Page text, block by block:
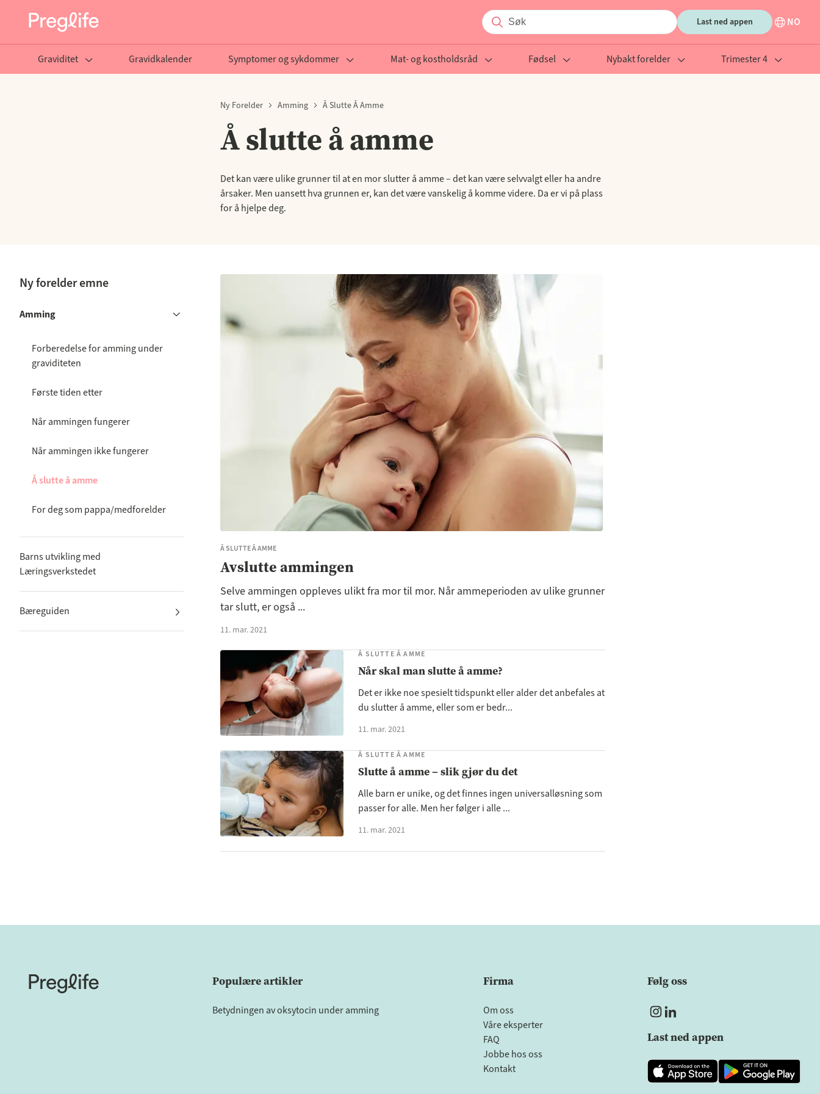
Last ned appen NO
Graviditet Gravidkalender Symptomer og sykdommer Mat- og kostholdsråd Fødsel Nybakt forelder Trimester 4
Ny Forelder Amming Å Slutte Å Amme
Å slutte å amme
Det kan være ulike grunner til at en mor slutter å amme – det kan være selvvalgt eller ha andre
årsaker. Men uansett hva grunnen er, kan det være vanskelig å komme videre. Da er vi på plass
for å hjelpe deg.
Ny forelder emne
Amming
Forberedelse for amming under
graviditeten
Første tiden etter
Når ammingen fungerer
Når ammingen ikke fungerer
Å slutte å amme
For deg som pappa/medforelder
Barns utvikling med
Læringsverkstedet
Bæreguiden
Å SLUTTE Å AMME
Avslutte ammingen
Selve ammingen oppleves ulikt fra mor til mor. Når ammeperioden av ulike grunner
tar slutt, er også ...
11. mar. 2021
Å SLUTTE Å AMME
Når skal man slutte å amme?
Det er ikke noe spesielt tidspunkt eller alder det anbefales at
du slutter å amme, eller som er bedr...
11. mar. 2021
Å SLUTTE Å AMME
Slutte å amme – slik gjør du det
Alle barn er unike, og det finnes ingen universalløsning som
passer for alle. Men her følger i alle ...
11. mar. 2021
Populære artikler
Betydningen av oksytocin under amming
Firma
Om oss
Våre eksperter
FAQ
Jobbe hos oss
Kontakt
Følg oss
Last ned appen